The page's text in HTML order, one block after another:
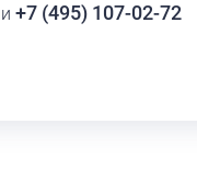
+7 (495) 107-02-72